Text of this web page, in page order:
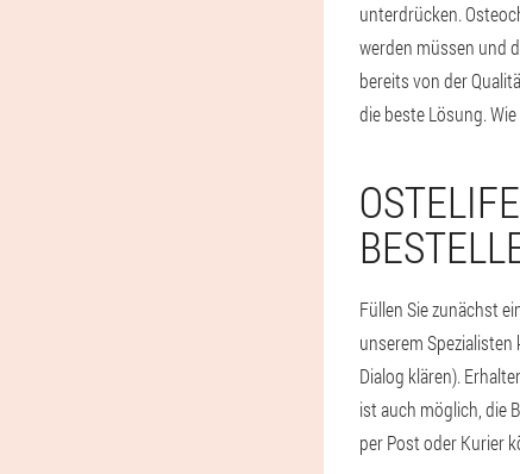
unterdrücken.
werden müssen und
bereits von der
die beste Lösung.
Füllen Sie zunächst
unserem
Dialog klären).
ist auch möglich, die
per Post oder Kurier